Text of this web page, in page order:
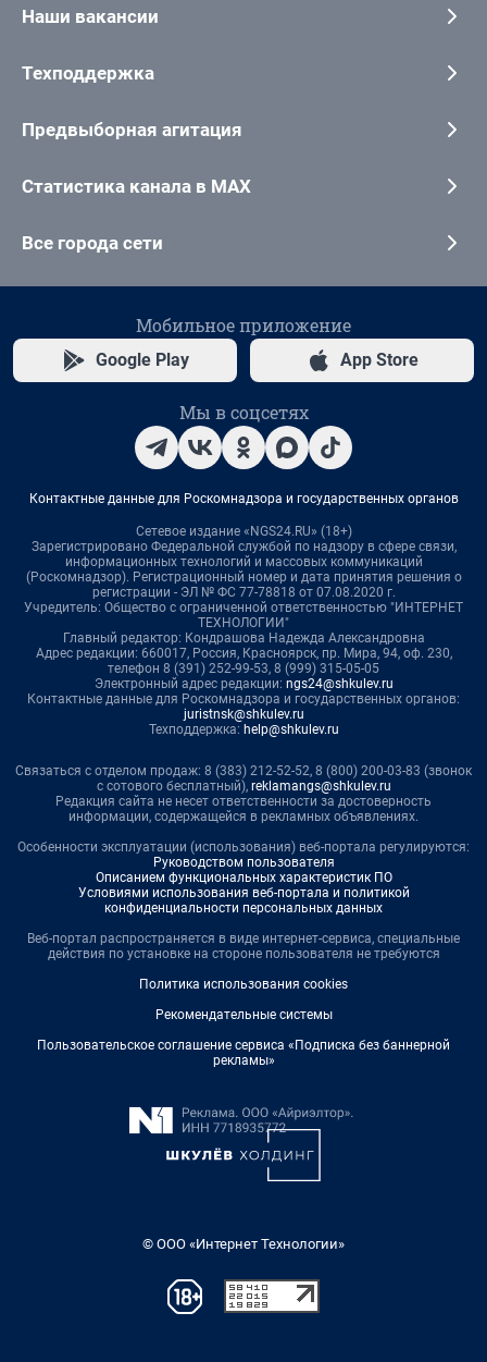
Наши вакансии
Техподдержка
Предвыборная агитация
Статистика канала в MAX
Все города сети
Мобильное приложение
Google Play App Store
Мы в соцсетях
Контактные данные для Роскомнадзора и государственных органов
Сетевое издание «NGS24.RU» (18+)
Зарегистрировано Федеральной службой по надзору в сфере связи,
информационных технологий и массовых коммуникаций
(Роскомнадзор). Регистрационный номер и дата принятия решения о
регистрации - ЭЛ № ФС 77-78818 от 07.08.2020 г.
Учредитель: Общество с ограниченной ответственностью "ИНТЕРНЕТ
ТЕХНОЛОГИИ"
Главный редактор: Кондрашова Надежда Александровна
Адрес редакции: 660017, Россия, Красноярск, пр. Мира, 94, оф. 230,
телефон 8 (391) 252-99-53, 8 (999) 315-05-05
Электронный адрес редакции: ngs24@shkulev.ru
Контактные данные для Роскомнадзора и государственных органов:
juristnsk@shkulev.ru
Техподдержка: help@shkulev.ru
Связаться с отделом продаж: 8 (383) 212-52-52, 8 (800) 200-03-83 (звонок
с сотового бесплатный), reklamangs@shkulev.ru
Редакция сайта не несет ответственности за достоверность
информации, содержащейся в рекламных объявлениях.
Особенности эксплуатации (использования) веб-портала регулируются:
Руководством пользователя
Описанием функциональных характеристик ПО
Условиями использования веб-портала и политикой
конфиденциальности персональных данных
Веб-портал распространяется в виде интернет-сервиса, специальные
действия по установке на стороне пользователя не требуются
Политика использования cookies
Рекомендательные системы
Пользовательское соглашение сервиса «Подписка без баннерной
рекламы»
© ООО «Интернет Технологии»